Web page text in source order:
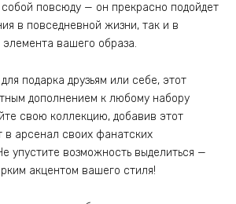
повсюду — он прекрасно подойдет
в повседневной жизни, так и в
элемента вашего образа.
подарка друзьям или себе, этот
дополнением к любому набору
свою коллекцию, добавив этот
в арсенал своих фанатских
упустите возможность выделиться —
акцентом вашего стиля!